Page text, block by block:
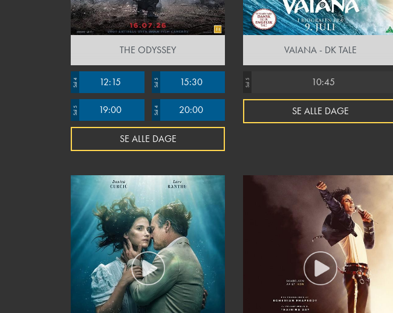
THE ODYSSEY
Sal 4 12:15 Sal 5 15:30
Sal 5 19:00 Sal 4 20:00
SE ALLE DAGE
VAIANA - DK TALE
Sal 5 10:45
SE ALLE DAGE